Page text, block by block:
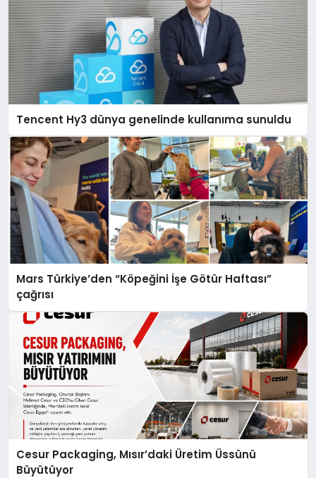
Tencent Hy3 dünya genelinde kullanıma sunuldu
Mars Türkiye’den “Köpeğini İşe Götür Haftası”
çağrısı
Cesur Packaging, Mısır’daki Üretim Üssünü
Büyütüyor